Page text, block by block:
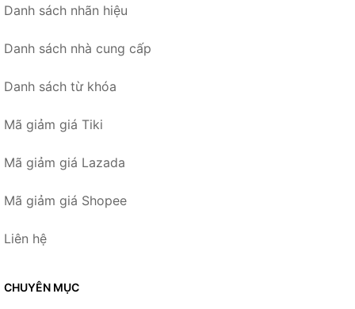
Danh sách nhãn hiệu
Danh sách nhà cung cấp
Danh sách từ khóa
Mã giảm giá Tiki
Mã giảm giá Lazada
Mã giảm giá Shopee
Liên hệ
CHUYÊN MỤC